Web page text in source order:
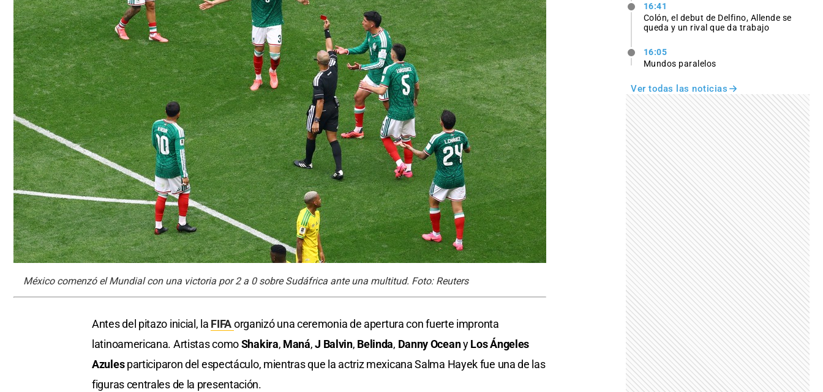
México comenzó el Mundial con una victoria por 2 a 0 sobre Sudáfrica ante una multitud. Foto: Reuters
Antes del pitazo inicial, la FIFAorganizó una ceremonia de apertura con fuerte impronta
latinoamericana. Artistas comoShakira, Maná,J Balvin, Belinda, Danny OceanyLos Ángeles
Azulesparticiparon del espectáculo, mientras que la actriz mexicana Salma Hayek fue una de las
figuras centrales de la presentación.
16:41
Colón, el debut de Delfino, Allende se
queda y un rival que da trabajo
16:05
Mundos paralelos
Ver todas las noticias